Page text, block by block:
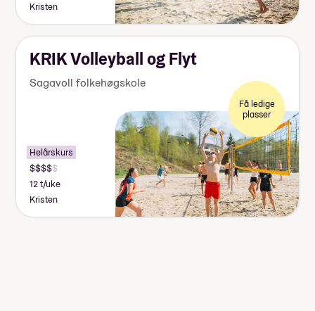
Kristen
KRIK Volleyball og Flyt
Sagavoll folkehøgskole
Få ledige
plasser
Helårskurs
12 t/uke
Kristen